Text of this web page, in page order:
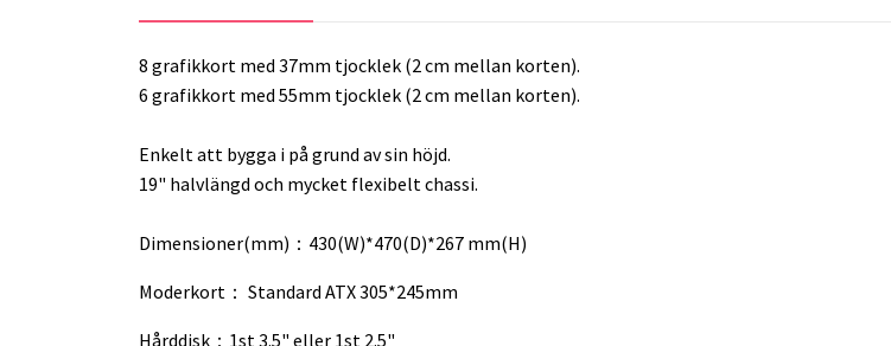
8 grafikkort med 37mm tjocklek (2 cm mellan korten).
6 grafikkort med 55mm tjocklek (2 cm mellan korten).
Enkelt att bygga i på grund av sin höjd.
19" halvlängd och mycket flexibelt chassi.
Dimensioner(mm)：430(W)*470(D)*267 mm(H)
Moderkort： Standard ATX 305*245mm
Hårddisk：1st 3.5" eller 1st 2.5"